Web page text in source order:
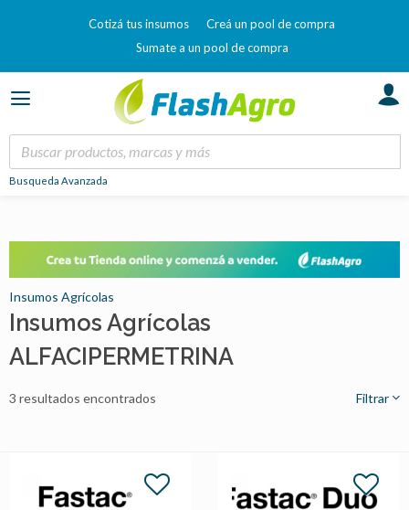
Cotizá tus insumos
Creá un pool de compra
Sumate a un pool de compra
Busqueda Avanzada
Insumos Agrícolas
Insumos Agrícolas
ALFACIPERMETRINA
3 resultados encontrados Filtrar